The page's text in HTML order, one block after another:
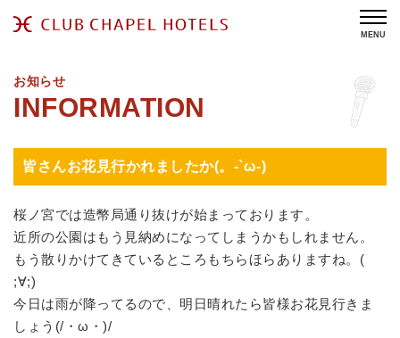
MENU
お知らせ
皆さんお花見行かれましたか(。-`ω-)
桜ノ宮では造幣局通り抜けが始まっております。
近所の公園はもう見納めになってしまうかもしれません。
もう散りかけてきているところもちらほらありますね。(
;∀;)
今日は雨が降ってるので、明日晴れたら皆様お花見行きま
しょう(/・ω・)/